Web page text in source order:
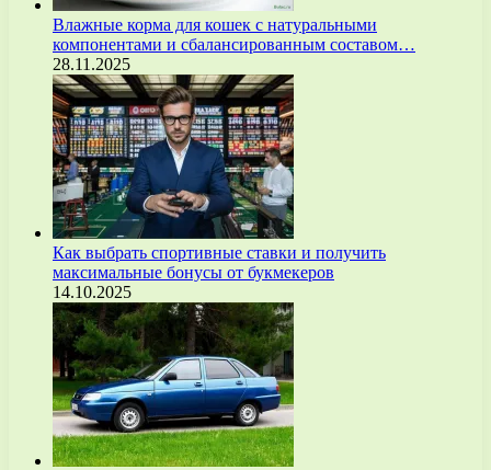
Влажные корма для кошек с натуральными
компонентами и сбалансированным составом…
28.11.2025
Как выбрать спортивные ставки и получить
максимальные бонусы от букмекеров
14.10.2025